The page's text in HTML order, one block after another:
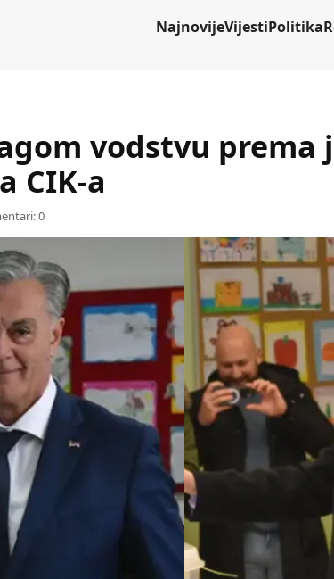
NajnovijeVijestiPolitika
vodstvu
CIK-a
0